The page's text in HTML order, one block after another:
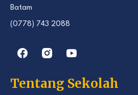
Batam
(0778) 743 2088
Tentang Sekolah